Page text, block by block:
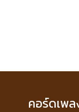
คอร์ดเพ